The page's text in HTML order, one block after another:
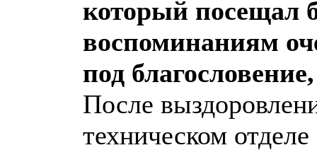
который посещал
воспоминаниям
под
После
техническом